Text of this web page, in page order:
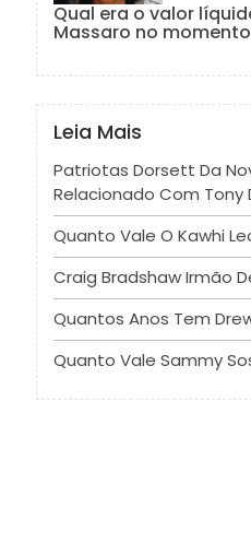
Qual era o valor
Massaro no
Leia Mais
Patriotas Dorsett Da
Relacionado Com Tony
Quanto Vale O Kawhi
Craig Bradshaw Irmão
Quantos Anos Tem
Quanto Vale Sammy